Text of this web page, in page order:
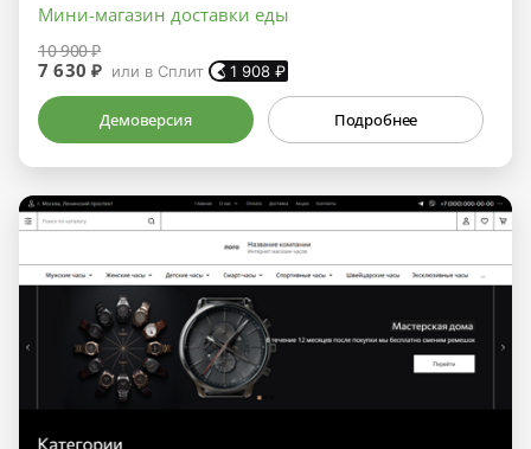
Мини-магазин доставки еды
10 900 ₽
7 630 ₽ или в Сплит 1 908 ₽
Демоверсия Подробнее